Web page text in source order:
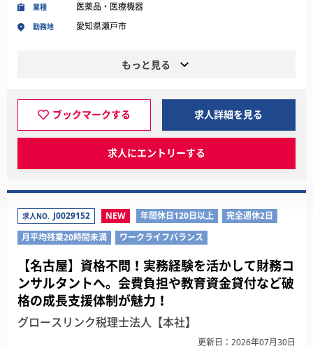
業種 医薬品・医療機器
勤務地 愛知県瀬戸市
もっと見る
ブックマークする 求人詳細を見る
求人にエントリーする
求人NO. J0029152 NEW 年間休日120日以上
完全週休2日
月平均残業20時間未満
ワークライフバランス
【名古屋】資格不問！実務経験を活かして財務コ
ンサルタントへ。会費負担や教育資金貸付など破
格の成長支援体制が魅力！
グロースリンク税理士法人【本社】
更新日：2026年07月30日